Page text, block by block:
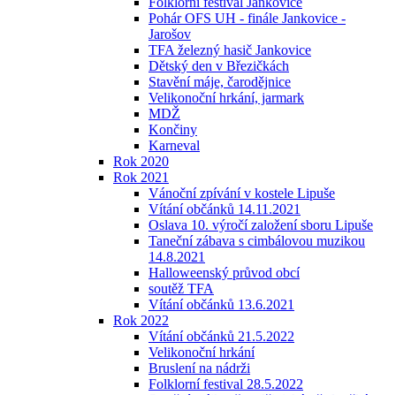
Pohár OFS UH - finále Jankovice -
Jarošov
TFA železný hasič Jankovice
Dětský den v Březičkách
Stavění máje, čarodějnice
Velikonoční hrkání, jarmark
MDŽ
Končiny
Karneval
Rok 2020
Rok 2021
Vánoční zpívání v kostele Lipuše
Vítání občánků 14.11.2021
Oslava 10. výročí založení sboru Lipuše
Taneční zábava s cimbálovou muzikou
14.8.2021
Halloweenský průvod obcí
soutěž TFA
Vítání občánků 13.6.2021
Rok 2022
Vítání občánků 21.5.2022
Velikonoční hrkání
Bruslení na nádrži
Folklorní festival 28.5.2022